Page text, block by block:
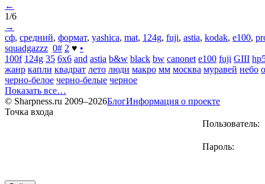
←
1/6
→
сф, средний, формат, yashica, mat, 124g, fuji, astia, kodak, e100,
squadgazzz 0# 2 ♥ •
100f 124g 35 6x6 and astia b&w black bw canonet e100 fuji GIII
жанр капли квадрат лето люди макро мм москва муравей небо
черно-белое черно-белые черное
Показать все…
© Sharpness.ru 2009–2026БлогИнформация о проекте
Точка входа
Пользователь:
Пароль: